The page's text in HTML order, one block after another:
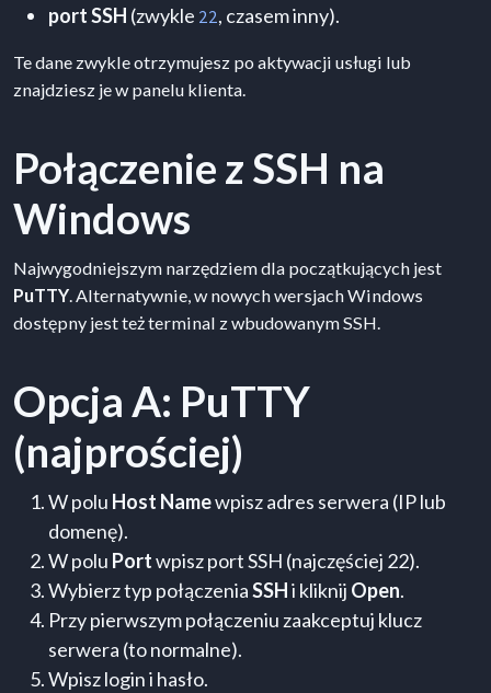
port SSH (zwykle 22, czasem inny).
Te dane zwykle otrzymujesz po aktywacji usługi lub
znajdziesz je w panelu klienta.
Połączenie z SSH na
Windows
Najwygodniejszym narzędziem dla początkujących jest
PuTTY. Alternatywnie, w nowych wersjach Windows
dostępny jest też terminal z wbudowanym SSH.
Opcja A: PuTTY
(najprościej)
W polu Host Namewpisz adres serwera (IP lub
domenę).
W polu Portwpisz port SSH (najczęściej 22).
Wybierz typ połączeniaSSHi kliknij Open.
Przy pierwszym połączeniu zaakceptuj klucz
serwera (to normalne).
Wpisz login i hasło.